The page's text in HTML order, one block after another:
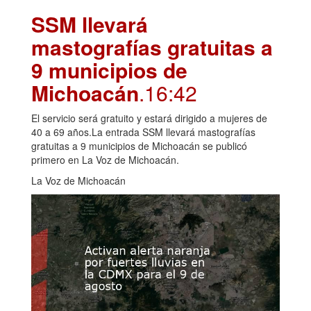
SSM llevará
mastografías gratuitas a
9 municipios de
Michoacán.16:42
El servicio será gratuito y estará dirigido a mujeres de
40 a 69 años.La entrada SSM llevará mastografías
gratuitas a 9 municipios de Michoacán se publicó
primero en La Voz de Michoacán.
La Voz de Michoacán